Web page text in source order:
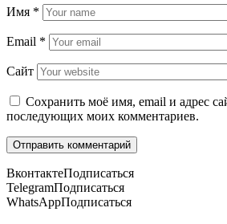
Имя *
Email *
Сайт
Сохранить моё имя, email и адрес
последующих моих комментариев.
ВконтактеПодписаться
TelegramПодписаться
WhatsAppПодписаться